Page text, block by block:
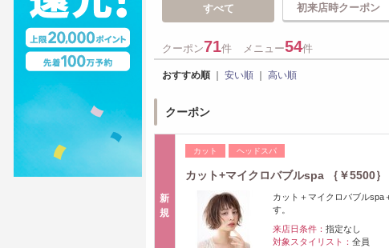
すべて 初来店時クーポン
クーポン71件 メニュー54件
おすすめ順 ｜ 安い順 ｜ 高い順
クーポン
新
規
カット ヘッドスパ
カット+マイクロバブルspa ｛￥5500
カット＋マイクロバブルspa
す。
来店日条件： 指定なし
対象スタイリスト： 全員